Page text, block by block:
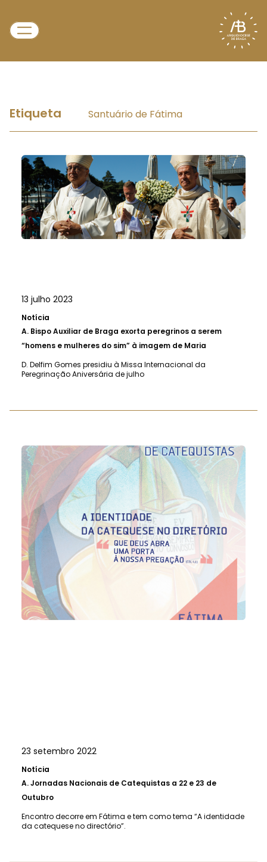
Etiqueta Santuário de Fátima
13 julho 2023
Notícia
A. Bispo Auxiliar de Braga exorta peregrinos a serem
“homens e mulheres do sim” à imagem de Maria
D. Delfim Gomes presidiu à Missa Internacional da
Peregrinação Aniversária de julho
23 setembro 2022
Notícia
A.Jornadas Nacionais de Catequistas a 22 e 23 de
Outubro
Encontro decorre em Fátima e tem como tema “A identidade
da catequese no directório”.